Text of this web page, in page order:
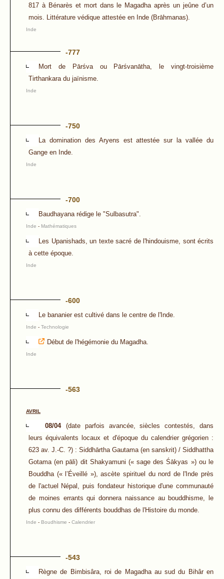
817 à Bénarès et mort dans le Magadha après un jeûne d’un
mois. Littérature védique attestée en Inde (Brāhmanas).
Inde
-777
Mort de Pārśva ou Pārśvanātha, le vingt-troisième
Tirthankara du jaïnisme.
Inde
-750
La domination des Aryens est attestée sur la vallée du
Gange en Inde.
Inde
-700
Baudhayana rédige le "Sulbasutra".
Inde - Mathématiques
Les Upanishads, un texte sacré de l'hindouisme, sont écrits
à cette époque.
Inde
-600
Le bananier est cultivé dans le centre de l'Inde.
Inde - Technologie
Début de l'hégémonie du Magadha.
Inde
-563
AVRIL
08/04
(date parfois avancée, siècles contestés, dans
leurs équivalents locaux et d'époque du calendrier grégorien :
623 av. J.-C. ?) : Siddhārtha Gautama (en sanskrit) / Siddhattha
Gotama (en pāli) dit Shakyamuni (« sage des Śākyas ») ou le
Bouddha (« l’Éveillé »), ascète spirituel du nord de l'Inde près
de l'actuel Népal, puis fondateur historique d'une communauté
de moines errants qui donnera naissance au bouddhisme, le
plus connu des différents bouddhas de l'Histoire du monde.
Inde - Boudhisme - Calendrier
-543
Règne de Bimbisâra, roi de Magadha au sud du Bihâr en